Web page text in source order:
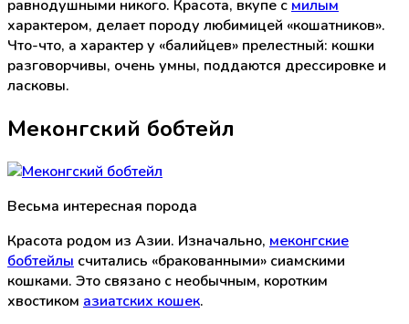
равнодушными никого. Красота, вкупе с милым
характером, делает породу любимицей «кошатников».
Что-что, а характер у «балийцев» прелестный: кошки
разговорчивы, очень умны, поддаются дрессировке и
ласковы.
Меконгский бобтейл
Весьма интересная порода
Красота родом из Азии. Изначально, меконгские
бобтейлы считались «бракованными» сиамскими
кошками. Это связано с необычным, коротким
хвостиком азиатских кошек.